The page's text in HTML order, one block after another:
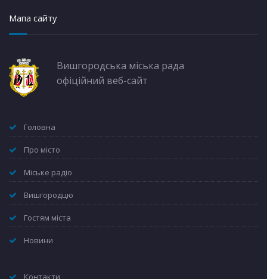
Мапа сайту
Вишгородська міська рада
офіційний веб-сайт
Головна
Про місто
Міське радіо
Вишгородцю
Гостям міста
Новини
Контакти